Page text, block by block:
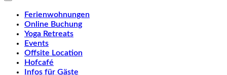
Ferienwohnungen
Online Buchung
Yoga Retreats
Events
Offsite Location
Hofcafé
Infos für Gäste